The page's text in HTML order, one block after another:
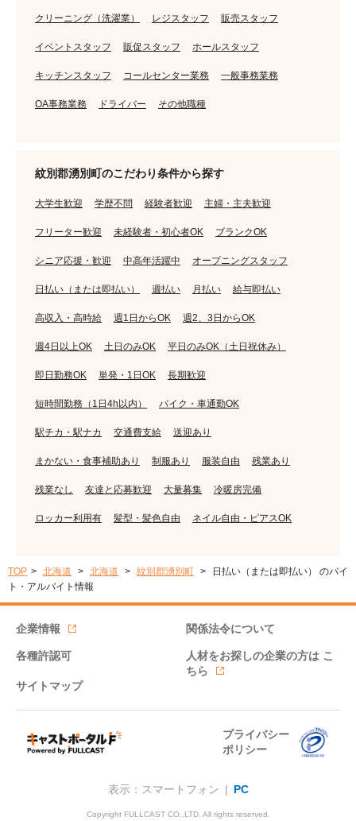
クリーニング（洗濯業） レジスタッフ 販売スタッフ
イベントスタッフ 販促スタッフ ホールスタッフ
キッチンスタッフ コールセンター業務 一般事務業務
OA事務業務 ドライバー その他職種
紋別郡湧別町のこだわり条件から探す
大学生歓迎 学歴不問 経験者歓迎 主婦・主夫歓迎
フリーター歓迎 未経験者・初心者OK ブランクOK
シニア応援・歓迎 中高年活躍中 オープニングスタッフ
日払い（または即払い） 週払い 月払い 給与即払い
高収入・高時給 週1日からOK 週2、3日からOK
週4日以上OK 土日のみOK 平日のみOK（土日祝休み）
即日勤務OK 単発・1日OK 長期歓迎
短時間勤務（1日4h以内） バイク・車通勤OK
駅チカ・駅ナカ 交通費支給 送迎あり
まかない・食事補助あり 制服あり 服装自由 残業あり
残業なし 友達と応募歓迎 大量募集 冷暖房完備
ロッカー利用有 髪型・髪色自由 ネイル自由・ピアスOK
TOP 北海道 北海道 紋別郡湧別町
日払い（または即払い） のバイ
ト・アルバイト情報
企業情報 関係法令について
各種許認可 人材をお探しの企業の方は こ
ちら
サイトマップ
プライバシー
ポリシー
表示：スマートフォン | PC
Copyright FULLCAST CO.,LTD. All rights reserved.